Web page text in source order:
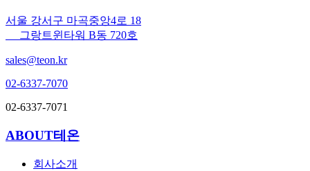
서울 강서구 마곡중앙4로 18
그랑트윈타워 B동 720호
sales@teon.kr
02-6337-7070
02-6337-7071
ABOUT테온
회사소개